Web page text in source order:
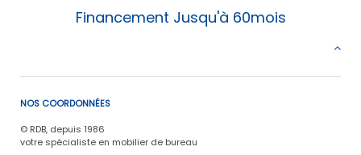
Financement Jusqu'à 60mois
NOS COORDONNÉES
© RDB, depuis 1986
votre spécialiste en mobilier de bureau